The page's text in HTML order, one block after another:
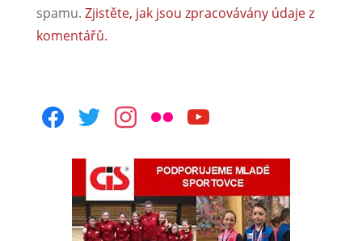
spamu. Zjistěte, jak jsou zpracovávány údaje z
komentářů.
facebooktwitterinstagram
flickr youtube